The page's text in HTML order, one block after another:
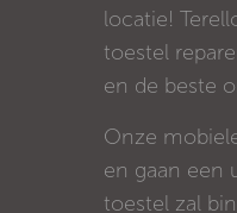
locatie!
toestel
en de beste
Onze
en gaan een
toestel zal